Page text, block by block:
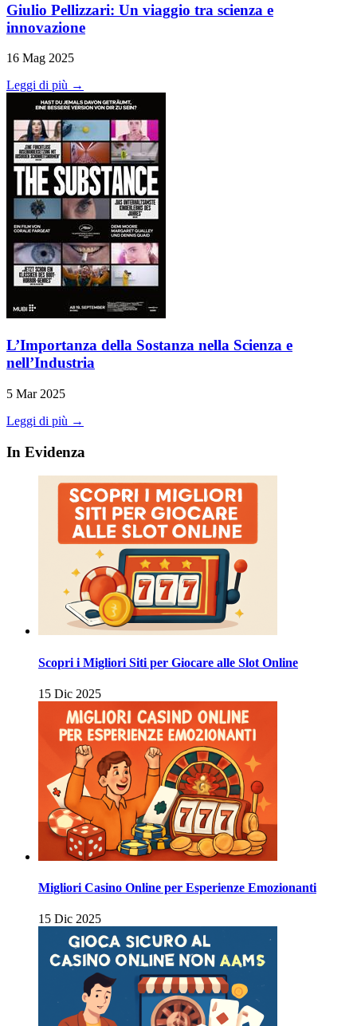
Giulio Pellizzari: Un viaggio tra scienza e
innovazione
16 Mag 2025
Leggi di più →
L’Importanza della Sostanza nella Scienza e
nell’Industria
5 Mar 2025
Leggi di più →
In Evidenza
Scopri i Migliori Siti per Giocare alle Slot Online
15 Dic 2025
Migliori Casino Online per Esperienze Emozionanti
15 Dic 2025